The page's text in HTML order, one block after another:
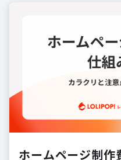
ホームページ制作